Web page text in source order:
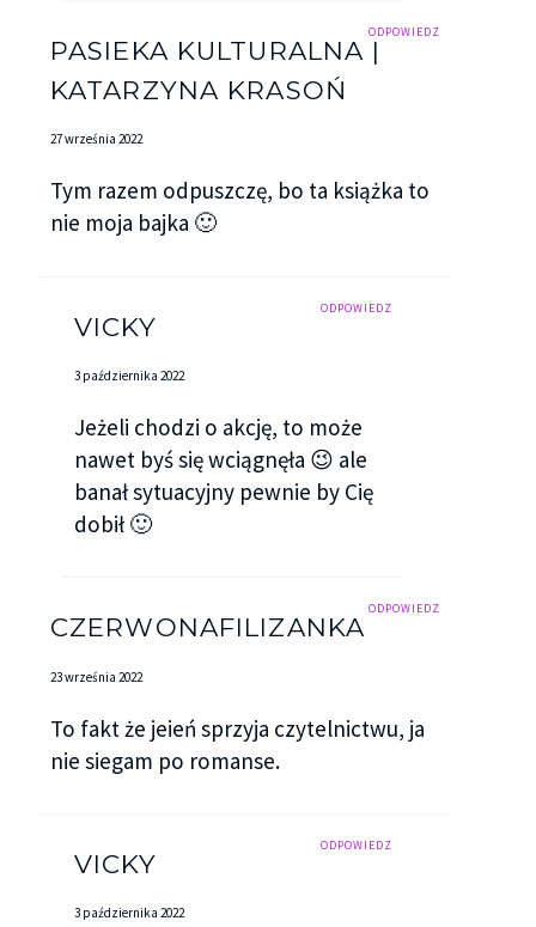
ODPOWIEDZ
PASIEKA KULTURALNA |
KATARZYNA KRASOŃ
27 września 2022
Tym razem odpuszczę, bo ta książka to
nie moja bajka 🙂
ODPOWIEDZ
VICKY
3 października 2022
Jeżeli chodzi o akcję, to może
nawet byś się wciągnęła 😉 ale
banał sytuacyjny pewnie by Cię
dobił 🙂
ODPOWIEDZ
CZERWONAFILIZANKA
23 września 2022
To fakt że jeień sprzyja czytelnictwu, ja
nie siegam po romanse.
ODPOWIEDZ
VICKY
3 października 2022